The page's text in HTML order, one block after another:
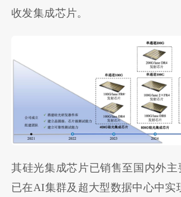
收发集成芯片。
其硅光集成芯片已销售至国内外主
已在AI集群及超大型数据中心中实